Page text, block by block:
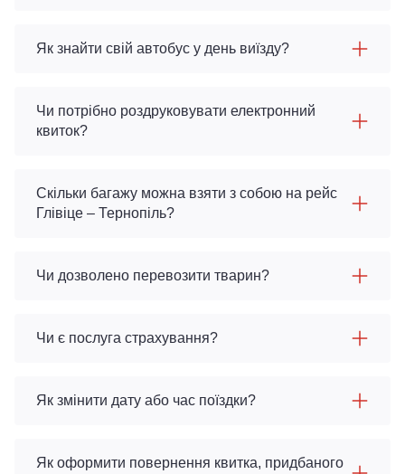
Як знайти свій автобус у день виїзду?
Чи потрібно роздруковувати електронний
квиток?
Скільки багажу можна взяти з собою на рейс
Глівіце – Тернопіль?
Чи дозволено перевозити тварин?
Чи є послуга страхування?
Як змінити дату або час поїздки?
Як оформити повернення квитка, придбаного